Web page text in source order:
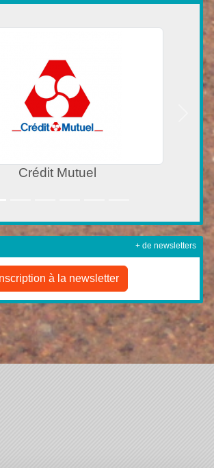
U BEAUVOIR SUR MER
Inscription à la newsletter
+ de newsletters